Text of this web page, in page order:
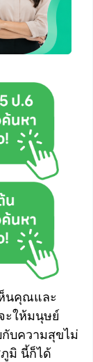
นคุณและ
ะให้มนุษย์
บความสุขไม่
มิ นี้ก็ได้